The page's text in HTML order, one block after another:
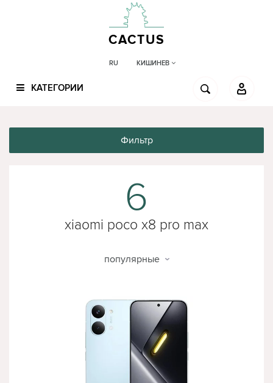
CACTUS
RU КИШИНЕВ
КАТЕГОРИИ
6
xiaomi poco x8 pro max
Фильтр